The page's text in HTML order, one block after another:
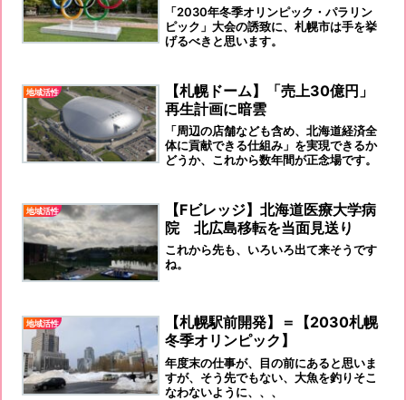
「2030年冬季オリンピック・パラリン
ピック」大会の誘致に、札幌市は手を挙
げるべきと思います。
地域活性
【札幌ドーム】「売上30億円」
再生計画に暗雲
「周辺の店舗なども含め、北海道経済全
体に貢献できる仕組み」を実現できるか
どうか、これから数年間が正念場です。
地域活性
【Fビレッジ】北海道医療大学病
院 北広島移転を当面見送り
これから先も、いろいろ出て来そうです
ね。
地域活性
【札幌駅前開発】＝【2030札幌
冬季オリンピック】
年度末の仕事が、目の前にあると思いま
すが、そう先でもない、大魚を釣りそこ
なわないように、、、